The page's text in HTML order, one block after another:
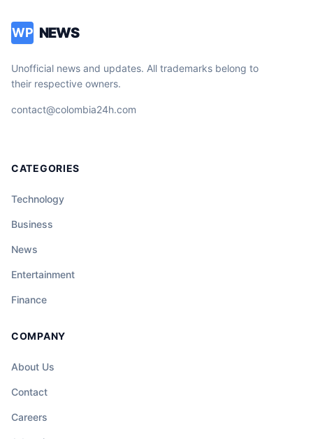
WP NEWS
Unofficial news and updates. All trademarks belong to
their respective owners.
contact@colombia24h.com
CATEGORIES
Technology
Business
News
Entertainment
Finance
COMPANY
About Us
Contact
Careers